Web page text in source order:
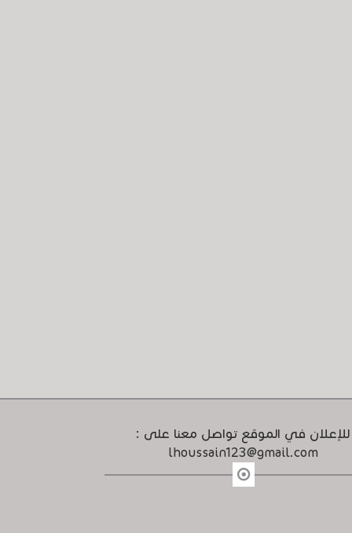
للإعلان في الموقع تواصل معنا على :
lhoussain123@gmail.com